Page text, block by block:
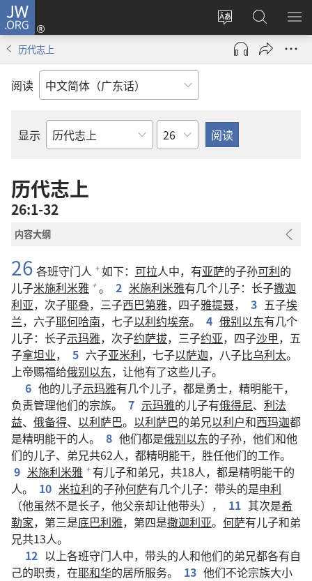
JW.ORG
更
改
网
登
录
（打
搜
索
JW.ORG
显
历代志上
阅读
显示
圣
经
卷
章
历代志上
26:1-32
内容大纲
26 各班守门人 + 如下： 可拉人中，有亚萨的子孙可利的
儿子米施利米雅 + 。 2 米施利米雅有几个儿子：长子撒迦
利亚，次子耶叠，三子西巴第雅，四子雅提聂， 3 五子埃
兰，六子耶何哈南，七子以利约埃奈。 4 俄别以东有几个
儿子：长子示玛雅，次子约萨拔，三子约亚，四子沙甲，五
子拿坦业， 5 六子亚米利，七子以萨迦，八子比乌利太。
上帝赐福给俄别以东，让他有了这些儿子。
6 他的儿子示玛雅有几个儿子，都是勇士，精明能干，
负责管理他们的宗族。
7 示玛雅的儿子有俄得尼、 利法
益、 俄备得、 以利萨巴。 以利萨巴的弟兄以利户和西玛迦都
是精明能干的人。
8 他们都是俄别以东的子孙，他们和他
们的儿子、弟兄共62人，都精明能干，胜任他们的工作。
9 米施利米雅 + 有儿子和弟兄，共18人，都是精明能干的
人。
10 米拉利的子孙何萨有几个儿子：带头的是申利
（他虽然不是长子，他父亲却让他带头），
11 其次是希
勒家，第三是底巴利雅，第四是撒迦利亚。 何萨有儿子和弟
兄共13人。
12 以上各班守门人中，带头的人和他们的弟兄都各有自
己的职责，在耶和华的居所服务。 13 他们不论宗族大小